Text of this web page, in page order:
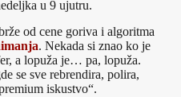
u 9 ujutru.
od cene goriva i algoritma
. Nekada si znao ko je
a lopuža je… pa, lopuža.
se sve rebrendira, polira,
iskustvo“.